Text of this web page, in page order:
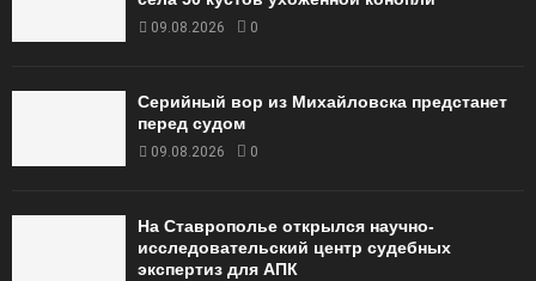
09.08.2026 0
Серийный вор из Михайловска предстанет
перед судом
09.08.2026 0
На Ставрополье открылся научно-
исследовательский центр судебных
экспертиз для АПК